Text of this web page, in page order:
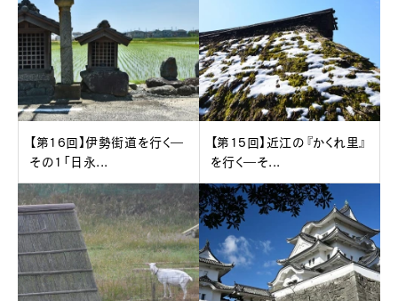
【第16回】伊勢街道を行く―
その1「日永...
【第15回】近江の『かくれ里』
を行く―そ...